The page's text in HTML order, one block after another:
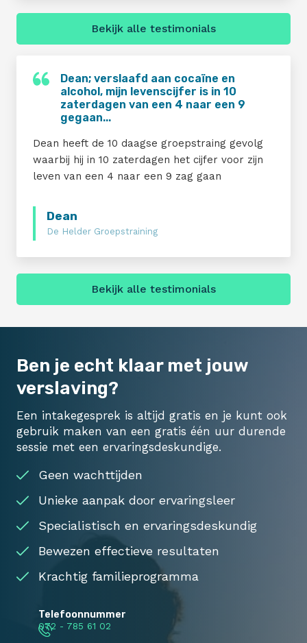
Bekijk alle testimonials
Dean; verslaafd aan cocaïne en
alcohol, mijn levenscijfer is in 10
zaterdagen van een 4 naar een 9
gegaan...
Dean heeft de 10 daagse groepstraing gevolg
waarbij hij in 10 zaterdagen het cijfer voor zijn
leven van een 4 naar een 9 zag gaan
Dean
De Helder Groepstraining
Bekijk alle testimonials
Ben je echt klaar met jouw
verslaving?
Een intakegesprek is altijd gratis en je kunt ook
gebruik maken van een gratis één uur durende
sessie met een ervaringsdeskundige.
Geen wachttijden
Unieke aanpak door ervaringsleer
Specialistisch en ervaringsdeskundig
Bewezen effectieve resultaten
Krachtig familieprogramma
Telefoonnummer
072 - 785 61 02